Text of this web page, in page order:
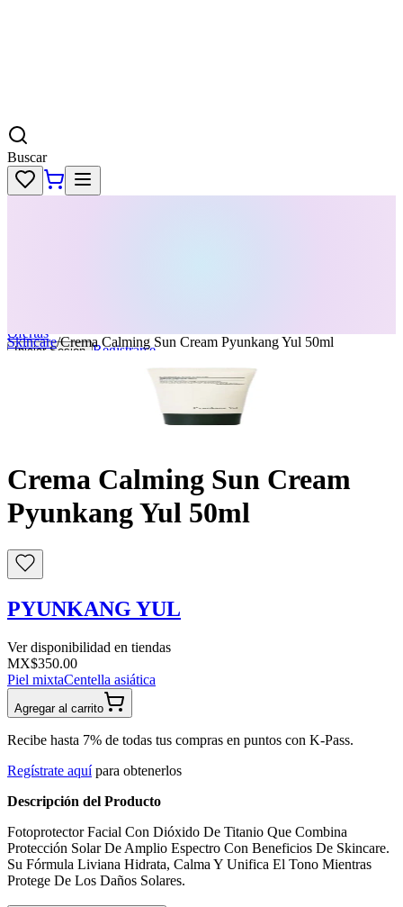
Buscar
Ofertas
Iniciar Sesion Registrarse
Skincare/Crema Calming Sun Cream Pyunkang Yul 50ml
Crema Calming Sun Cream
Pyunkang Yul 50ml
PYUNKANG YUL
Ver disponibilidad en tiendas
MX$350.00
Piel mixtaCentella asiática
Agregar al carrito
Recibe hasta 7% de todas tus compras en puntos con K-Pass.
Regístrate aquí para obtenerlos
Descripción del Producto
Fotoprotector Facial Con Dióxido De Titanio Que Combina
Protección Solar De Amplio Espectro Con Beneficios De Skincare.
Su Fórmula Liviana Hidrata, Calma Y Unifica El Tono Mientras
Protege De Los Daños Solares.